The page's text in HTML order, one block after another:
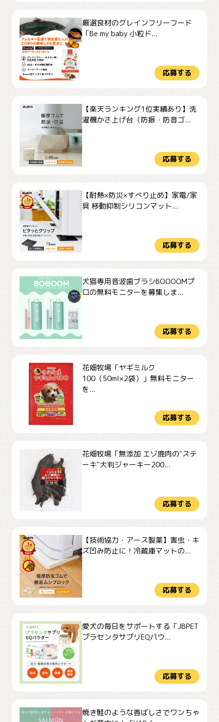
厳選食材のグレインフリーフード
「Be my baby 小粒ド...
応募する
【楽天ランキング1位実績あり】洗
濯機かさ上げ台（防振・防音ゴ...
応募する
【耐熱×防災×すべり止め】家電/家
具 移動抑制シリコンマット...
応募する
犬猫専用音波歯ブラシBOOOOMプ
ロの無料モニターを募集しま...
応募する
花畑牧場「ヤギミルク
100（50ml×2袋）」無料モニター
を...
応募する
花畑牧場「無添加 エゾ鹿肉の"ステ
ーキ"大判ジャーキー200...
応募する
【技術協力・アース製薬】害虫・キ
ズ凹み防止に！冷蔵庫マットの...
応募する
愛犬の毎日をサポートする「JBPET
プラセンタサプリEQパウ...
応募する
焼き鮭のような香ばしさでワンちゃ